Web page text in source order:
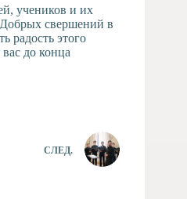
учеников и их
свершений в
радость этого
до конца
СЛЕД.